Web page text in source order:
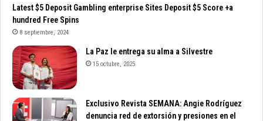
Latest $5 Deposit Gambling enterprise Sites Deposit $5 Score +a
hundred Free Spins
8 septiembre, 2024
La Paz le entrega su alma a Silvestre
15 octubre, 2025
Exclusivo Revista SEMANA: Angie Rodríguez
denuncia red de extorsión y presiones en el